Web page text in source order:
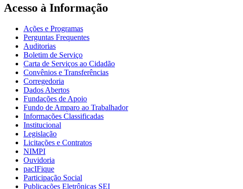
Acesso à Informação
Ações e Programas
Perguntas Frequentes
Auditorias
Boletim de Serviço
Carta de Serviços ao Cidadão
Convênios e Transferências
Corregedoria
Dados Abertos
Fundações de Apoio
Fundo de Amparo ao Trabalhador
Informações Classificadas
Institucional
Legislação
Licitações e Contratos
NIMPI
Ouvidoria
pacIFique
Participação Social
Publicações Eletrônicas SEI